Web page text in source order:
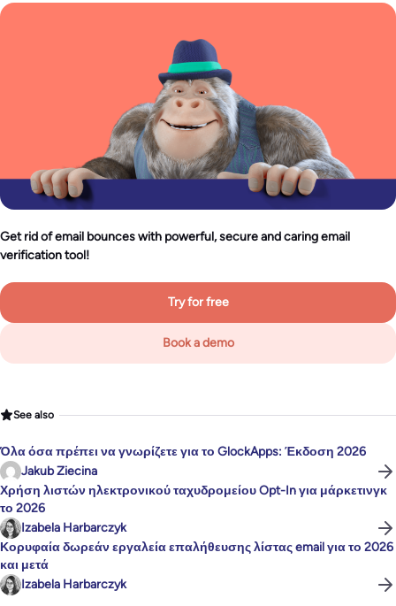
Get rid of email bounces with powerful, secure and caring email
verification tool!
Try for free
Book a demo
See also
Όλα όσα πρέπει να γνωρίζετε για το GlockApps: Έκδοση 2026
Jakub Ziecina
Χρήση λιστών ηλεκτρονικού ταχυδρομείου Opt-In για μάρκετινγκ
το 2026
Izabela Harbarczyk
Κορυφαία δωρεάν εργαλεία επαλήθευσης λίστας email για το 2026
και μετά
Izabela Harbarczyk